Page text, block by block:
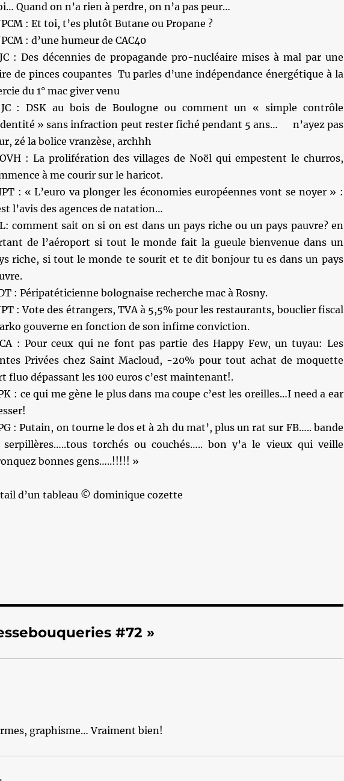
Quand on n’a rien à perdre, on n’a pas peur…
: Et toi, t’es plutôt Butane ou Propane ?
: d’une humeur de CAC40
: Des décennies de propagande pro-nucléaire mises à mal par une
de pinces coupantes Tu parles d’une indépendance énergétique à la
du 1° mac giver venu
: DSK au bois de Boulogne ou comment un « simple contrôle
» sans infraction peut rester fiché pendant 5 ans… n’ayez pas
zé la bolice vranzèse, archhh
: La prolifération des villages de Noël qui empestent le churros,
à me courir sur le haricot.
: « L’euro va plonger les économies européennes vont se noyer » :
l’avis des agences de natation…
comment sait on si on est dans un pays riche ou un pays pauvre? en
de l’aéroport si tout le monde fait la gueule bienvenue dans un
riche, si tout le monde te sourit et te dit bonjour tu es dans un pays
: Péripatéticienne bolognaise recherche mac à Rosny.
: Vote des étrangers, TVA à 5,5% pour les restaurants, bouclier fiscal
gouverne en fonction de son infime conviction.
: Pour ceux qui ne font pas partie des Happy Few, un tuyau: Les
Privées chez Saint Macloud, -20% pour tout achat de moquette
fluo dépassant les 100 euros c’est maintenant!.
: ce qui me gène le plus dans ma coupe c’est les oreilles…I need a ear
: Putain, on tourne le dos et à 2h du mat’, plus un rat sur FB….. bande
serpillères…..tous torchés ou couchés….. bon y’a le vieux qui veille
bonnes gens…..!!!!! »
d’un tableau © dominique cozette
#72 »
graphisme… Vraiment bien!